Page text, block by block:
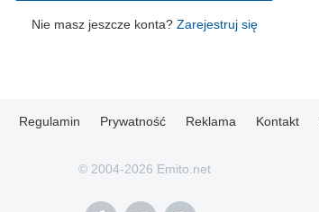
Nie masz jeszcze konta? Zarejestruj się
Regulamin Prywatność Reklama Kontakt
© 2004-2026 Emito.net